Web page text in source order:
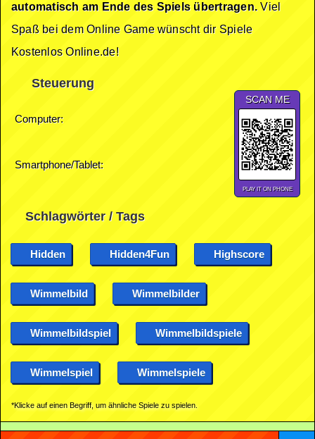
automatisch am Ende des Spiels übertragen. Viel
Spaß bei dem Online Game wünscht dir Spiele
Kostenlos Online.de!
Steuerung
Computer:
Smartphone/Tablet:
SCAN ME
PLAY IT ON PHONE
Schlagwörter / Tags
Hidden Hidden4Fun Highscore
Wimmelbild Wimmelbilder
Wimmelbildspiel Wimmelbildspiele
Wimmelspiel Wimmelspiele
*Klicke auf einen Begriff, um ähnliche Spiele zu spielen.